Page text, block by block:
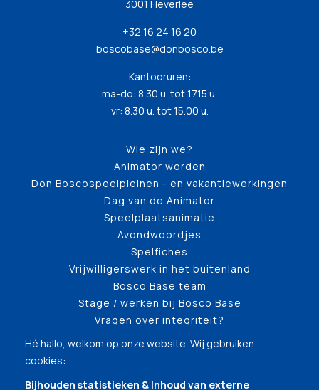
3001 Heverlee
+32 16 24 16 20
boscobase@donbosco.be
Kantooruren:
ma-do: 8.30 u. tot 17.15 u.
vr: 8.30 u. tot 15.00 u.
Wie zijn we?
Animator worden
Don Boscospeelpleinen - en vakantiewerkingen
Dag van de Animator
Speelplaatsanimatie
Avondwoordjes
Spelfiches
Vrijwilligerswerk in het buitenland
Bosco Base team
Stage / werken bij Bosco Base
Vragen over integriteit?
Hé hallo, welkom op onze website. Wij gebruiken
cookies:
Bijhouden statistieken & Inhoud van externe